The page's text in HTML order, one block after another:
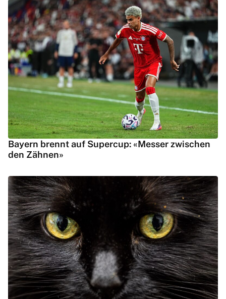
Bayern brennt auf Supercup: «Messer zwischen
den Zähnen»